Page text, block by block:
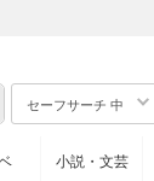
セーフサーチ 中
小説・文芸